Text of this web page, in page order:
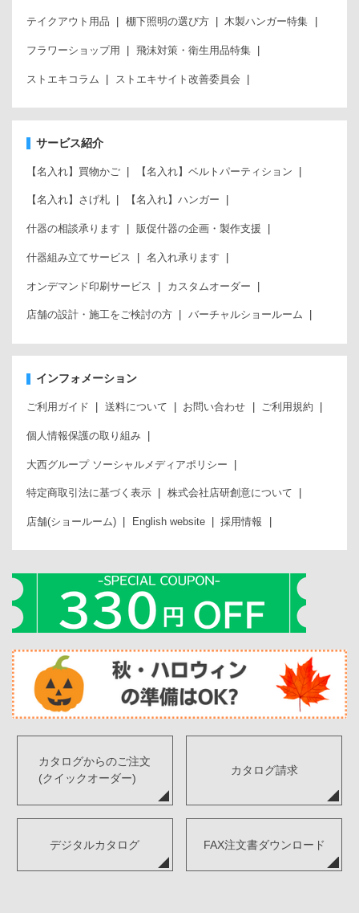
テイクアウト用品 棚下照明の選び方 木製ハンガー特集
フラワーショップ用 飛沫対策・衛生用品特集
ストエキコラム ストエキサイト改善委員会
サービス紹介
【名入れ】買物かご 【名入れ】ベルトパーティション
【名入れ】さげ札 【名入れ】ハンガー
什器の相談承ります 販促什器の企画・製作支援
什器組み立てサービス 名入れ承ります
オンデマンド印刷サービス カスタムオーダー
店舗の設計・施工をご検討の方 バーチャルショールーム
インフォメーション
ご利用ガイド 送料について お問い合わせ ご利用規約
個人情報保護の取り組み
大西グループ ソーシャルメディアポリシー
特定商取引法に基づく表示 株式会社店研創意について
店舗(ショールーム) English website 採用情報
カタログからのご注文
(クイックオーダー)
カタログ請求
デジタルカタログ FAX注文書ダウンロード